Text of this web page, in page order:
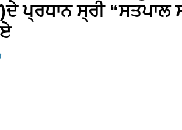
ਪ੍ਰਧਾਨ ਸ੍ਰੀ “ਸਤਪਾਲ